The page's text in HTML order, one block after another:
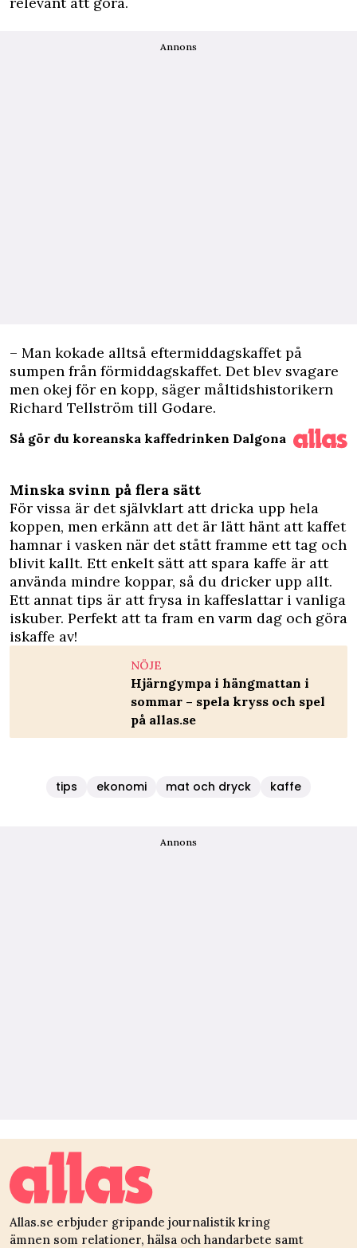
Annons
– Man kokade alltså eftermiddagskaffet på
sumpen från förmiddagskaffet. Det blev svagare
men okej för en kopp, säger måltidshistorikern
Richard Tellström till Godare.
Så gör du koreanska kaffedrinken Dalgona
Minska svinn på flera sätt
För vissa är det självklart att dricka upp hela
koppen, men erkänn att det är lätt hänt att kaffet
hamnar i vasken när det stått framme ett tag och
blivit kallt. Ett enkelt sätt att spara kaffe är att
använda mindre koppar, så du dricker upp allt.
Ett annat tips är att frysa in kaffeslattar i vanliga
iskuber. Perfekt att ta fram en varm dag och göra
iskaffe av!
NÖJE
Hjärngympa i hängmattan i
sommar – spela kryss och spel
på allas.se
tips ekonomi mat och dryck kaffe
Annons
Allas.se erbjuder gripande journalistik kring
ämnen som relationer, hälsa och handarbete samt